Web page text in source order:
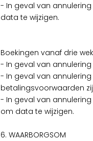
- In geval van
data te wijzigen.
Boekingen vanaf drie
- In geval van
- In geval van
betalingsvoorwaarden
- In geval van
om data te wijzigen.
6. WAARBORGSOM